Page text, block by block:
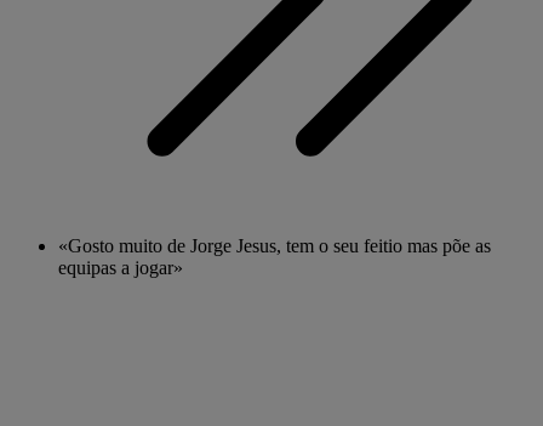
«Gosto muito de Jorge Jesus, tem o seu feitio mas põe as
equipas a jogar»